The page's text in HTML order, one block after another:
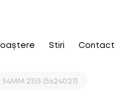
Stiri Contact
54MM 2155 (5624027)